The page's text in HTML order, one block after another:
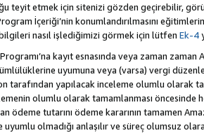
teyit etmek için sitenizi gözden geçirebilir,
İçeriği’nin konumlandırılmasını
nasıl işlediğimizi görmek için lütfen Ek-4
kayıt esnasında veya zaman
uyumuna veya (varsa) vergi
tarafından yapılacak inceleme olumlu olarak
olumlu olarak tamamlanması
ödeme tutarını ödeme kararının tamamen
olmadığı anlaşılır ve süreç olumsuz